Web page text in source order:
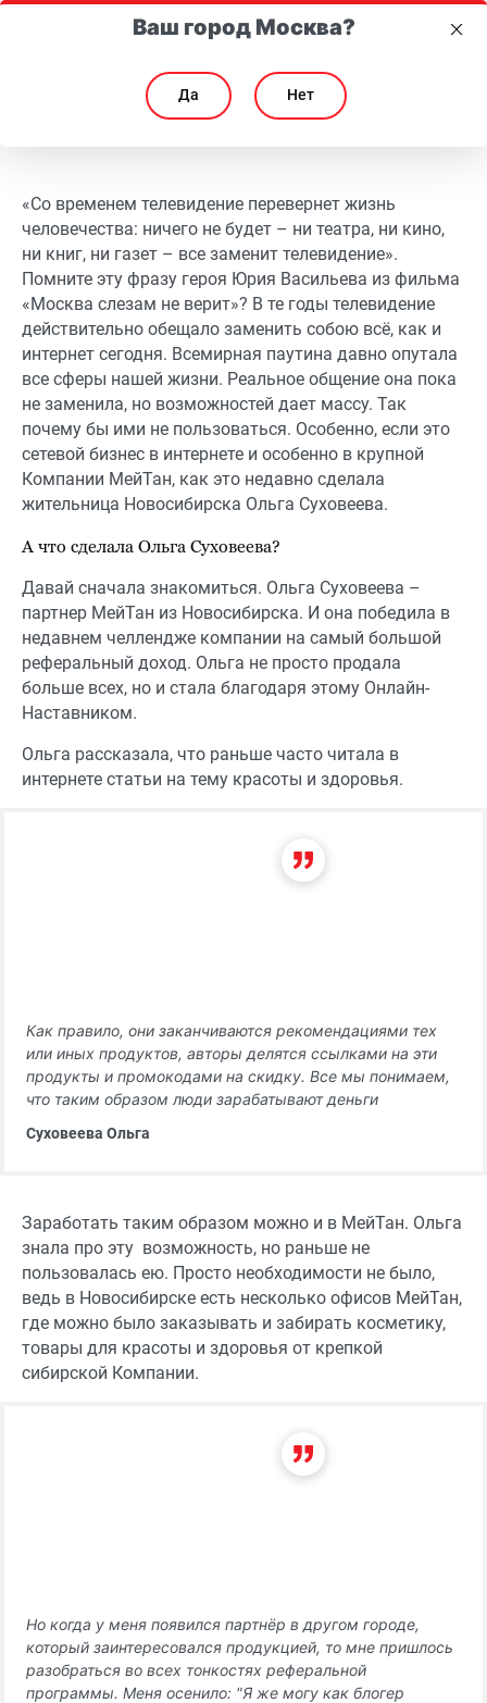
Билет в Онлайн-Наставники. Как реферальная программа МейТан
«Со временем телевидение перевернет жизнь
человечества: ничего не будет – ни театра, ни кино,
ни книг, ни газет – все заменит телевидение».
Помните эту фразу героя Юрия Васильева из фильма
«Москва слезам не верит»? В те годы телевидение
действительно обещало заменить собою всё, как и
интернет сегодня. Всемирная паутина давно опутала
все сферы нашей жизни. Реальное общение она пока
не заменила, но возможностей дает массу. Так
почему бы ими не пользоваться. Особенно, если это
сетевой бизнес в интернете и особенно в крупной
Компании МейТан, как это недавно сделала
жительница Новосибирска Ольга Суховеева.
А что сделала Ольга Суховеева?
Давай сначала знакомиться. Ольга Суховеева –
партнер МейТан из Новосибирска. И она победила в
недавнем челлендже компании на самый большой
реферальный доход. Ольга не просто продала
больше всех, но и стала благодаря этому Онлайн-
Наставником.
Ольга рассказала, что раньше часто читала в
интернете статьи на тему красоты и здоровья.
Как правило, они заканчиваются рекомендациями тех
или иных продуктов, авторы делятся ссылками на эти
продукты и промокодами на скидку. Все мы понимаем,
что таким образом люди зарабатывают деньги
Суховеева Ольга
Заработать таким образом можно и в МейТан. Ольга
знала про эту возможность, но раньше не
пользовалась ею. Просто необходимости не было,
ведь в Новосибирске есть несколько офисов МейТан,
где можно было заказывать и забирать косметику,
товары для красоты и здоровья от крепкой
сибирской Компании.
Но когда у меня появился партнёр в другом городе,
который заинтересовался продукцией, то мне пришлось
разобраться во всех тонкостях реферальной
программы. Меня осенило: "Я же могу как блогер
Ваш город Москва?
Да Нет